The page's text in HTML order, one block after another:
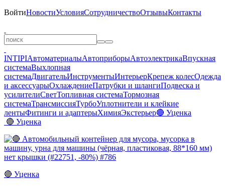
ВойтиНовостиУсловияСотрудничествоОтзывыКонтакты
INTIPIАвтоматериалыАвтоприборыАвтоэлектрикаВпускная
системаВыхлопная
системаДвигательИнструментыИнтерьерКрепеж колесОдежда
и аксессуарыОхлаждениеПатрубки и шлангиПодвеска и
усилителиСветТопливная системаТормозная
системаТрансмиссияТурбоУплотнители и клейкие
лентыФитинги и адаптерыХимияЭкстерьер🔴 Уценка
🔴 Уценка
🔴 Уценка